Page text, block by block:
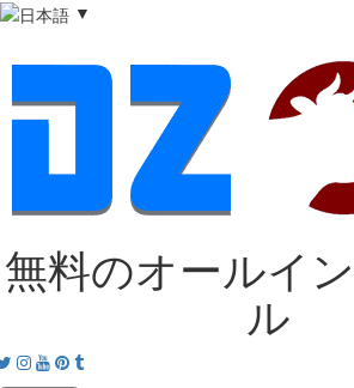
▼
無料のオールイ
ル
Twitter
Instagram
Youtube
Pinterest
tumblr